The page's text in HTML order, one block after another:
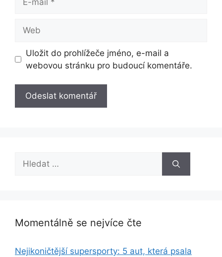
mail
Uložit do prohlížeče jméno, e-mail a
webovou stránku pro budoucí komentáře.
Hledat:
Momentálně se nejvíce čte
Nejikoničtější supersporty: 5 aut, která psala